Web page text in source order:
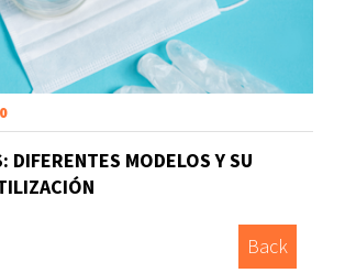
DIFERENTES MODELOS Y SU
Back